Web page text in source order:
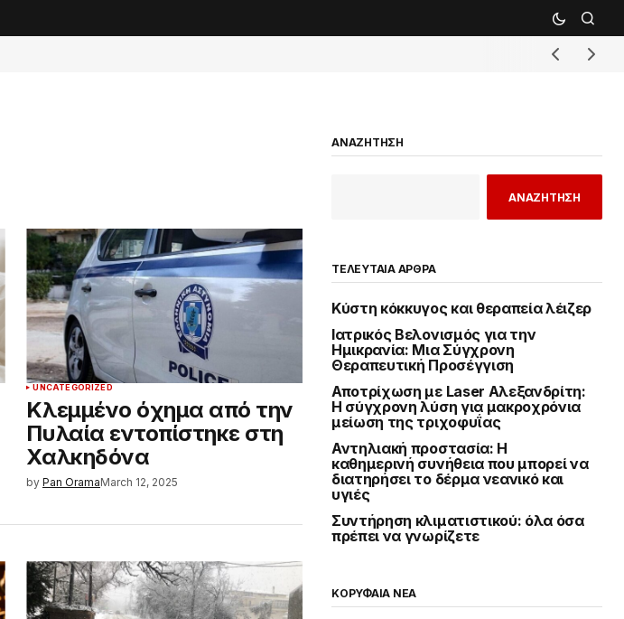
UNCATEGORIZED
Κλεμμένο όχημα από την
Πυλαία εντοπίστηκε στη
Χαλκηδόνα
by Pan OramaMarch 12, 2025
ΑΝΑΖΗΤΗΣΗ
ΑΝΑΖΗΤΗΣΗ
ΤΕΛΕΥΤΑΙΑ ΑΡΘΡΑ
Κύστη κόκκυγος και θεραπεία λέιζερ
Ιατρικός Βελονισμός για την
Ημικρανία: Μια Σύγχρονη
Θεραπευτική Προσέγγιση
Αποτρίχωση με Laser Αλεξανδρίτη:
Η σύγχρονη λύση για μακροχρόνια
μείωση της τριχοφυΐας
Αντηλιακή προστασία: Η
καθημερινή συνήθεια που μπορεί να
διατηρήσει το δέρμα νεανικό και
υγιές
Συντήρηση κλιματιστικού: όλα όσα
πρέπει να γνωρίζετε
ΚΟΡΥΦΑΙΑ ΝΕΑ